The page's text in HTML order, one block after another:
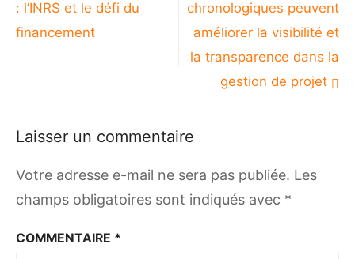
l’article
: l’INRS et le défi du
financement
chronologiques peuvent
améliorer la visibilité et
la transparence dans la
gestion de projet
Laisser un commentaire
Votre adresse e-mail ne sera pas publiée. Les
champs obligatoires sont indiqués avec *
COMMENTAIRE *